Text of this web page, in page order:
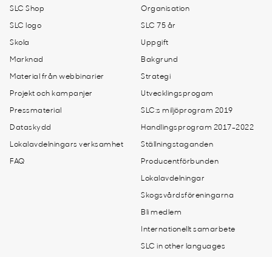
SLC Shop
SLC logo
Skola
Marknad
Material från webbinarier
Projekt och kampanjer
Pressmaterial
Dataskydd
Lokalavdelningars verksamhet
FAQ
Organisation
SLC 75 år
Uppgift
Bakgrund
Strategi
Utvecklingsprogam
SLC:s miljöprogram 2019
Handlingsprogram 2017-2022
Ställningstaganden
Producentförbunden
Lokalavdelningar
Skogsvårdsföreningarna
Bli medlem
Internationellt samarbete
SLC in other languages